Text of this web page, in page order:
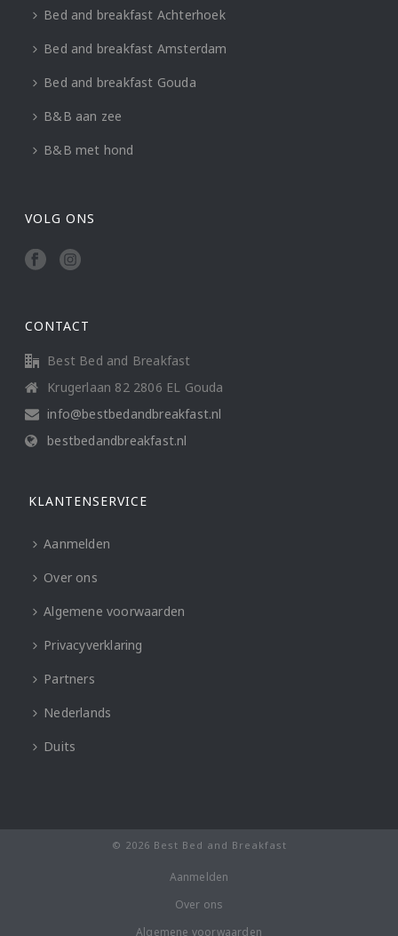
Bed and breakfast Achterhoek
Bed and breakfast Amsterdam
Bed and breakfast Gouda
B&B aan zee
B&B met hond
VOLG ONS
CONTACT
Best Bed and Breakfast
Krugerlaan 82 2806 EL Gouda
info@bestbedandbreakfast.nl
bestbedandbreakfast.nl
KLANTENSERVICE
Aanmelden
Over ons
Algemene voorwaarden
Privacyverklaring
Partners
Nederlands
Duits
© 2026 Best Bed and Breakfast
Aanmelden
Over ons
Algemene voorwaarden